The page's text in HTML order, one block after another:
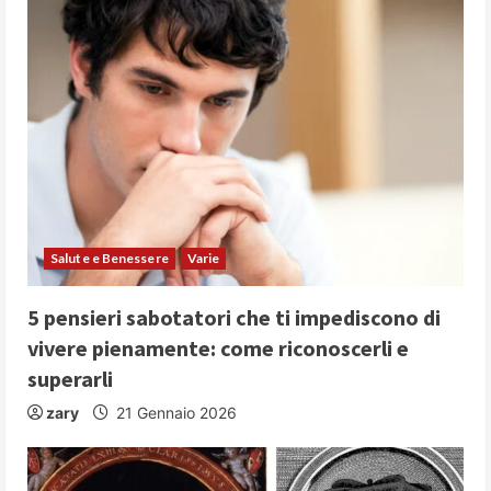
Salute e Benessere Varie
5 pensieri sabotatori che ti impediscono di
vivere pienamente: come riconoscerli e
superarli
zary 21 Gennaio 2026